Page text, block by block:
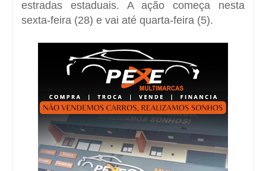
estradas estaduais. A ação começa nesta
sexta-feira (28) e vai até quarta-feira (5).